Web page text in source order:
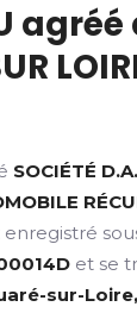
agréé
SOCIÉTÉ
enregistré
et se
sur-